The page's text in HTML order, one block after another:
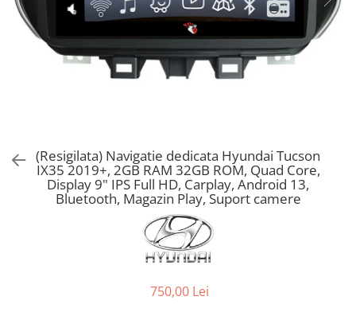
(Resigilata) Navigatie dedicata Hyundai Tucson
IX35 2019+, 2GB RAM 32GB ROM, Quad Core,
Display 9" IPS Full HD, Carplay, Android 13,
Bluetooth, Magazin Play, Suport camere
750,00 Lei